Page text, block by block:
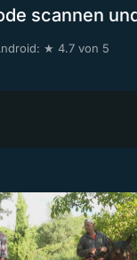
scannen
★ 4.7 von 5